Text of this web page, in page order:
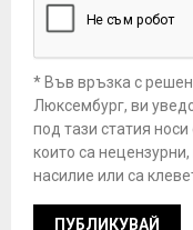
* Във връзка с
Люксембург, ви
под тази статия
които са
насилие или са